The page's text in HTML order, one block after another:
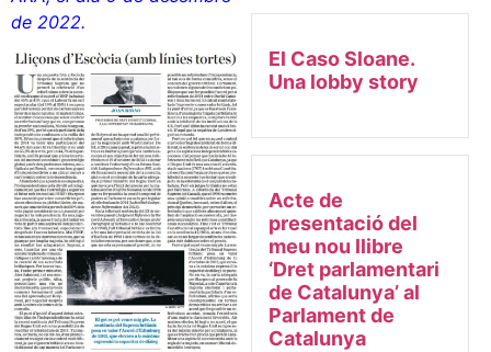
de 2022.
El Caso Sloane.
Una lobby story
Acte de
presentació del
meu nou llibre
‘Dret parlamentari
de Catalunya’ al
Parlament de
Catalunya